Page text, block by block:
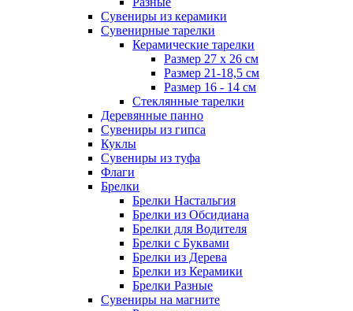
Сувениры из керамики
Сувенирные тарелки
Керамические тарелки
Размер 27 х 26 см
Размер 21-18,5 см
Размер 16 - 14 см
Стеклянные тарелки
Деревянные панно
Сувениры из гипса
Куклы
Сувениры из туфа
Флаги
Брелки
Брелки Настальгия
Брелки из Обсидиана
Брелки для Водителя
Брелки с Буквами
Брелки из Дерева
Брелки из Керамики
Брелки Разные
Сувениры на магните